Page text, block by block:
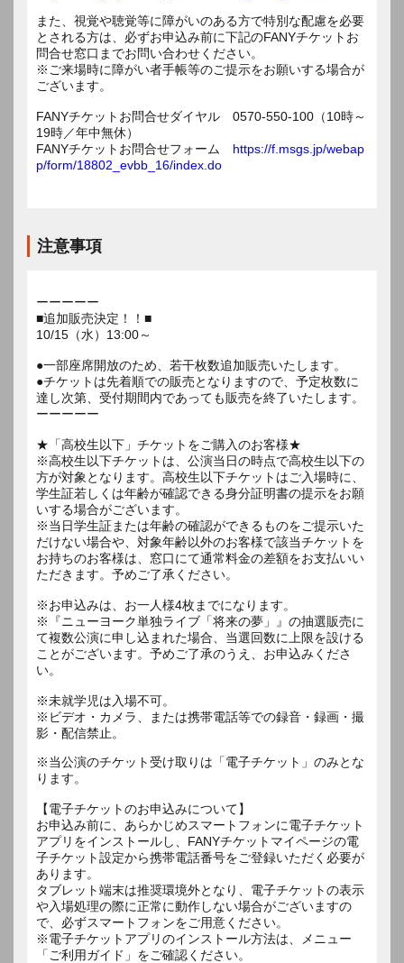
また、視覚や聴覚等に障がいのある方で特別な配慮を必要
とされる方は、必ずお申込み前に下記のFANYチケットお
問合せ窓口までお問い合わせください。
※ご来場時に障がい者手帳等のご提示をお願いする場合が
ございます。
FANYチケットお問合せダイヤル 0570-550-100（10時～
19時／年中無休）
FANYチケットお問合せフォーム https://f.msgs.jp/webap
p/form/18802_evbb_16/index.do
注意事項
ーーーーー
■追加販売決定！！■
10/15（水）13:00～
●一部座席開放のため、若干枚数追加販売いたします。
●チケットは先着順での販売となりますので、予定枚数に
達し次第、受付期間内であっても販売を終了いたします。
ーーーーー
★「高校生以下」チケットをご購入のお客様★
※高校生以下チケットは、公演当日の時点で高校生以下の
方が対象となります。高校生以下チケットはご入場時に、
学生証若しくは年齢が確認できる身分証明書の提示をお願
いする場合がございます。
※当日学生証または年齢の確認ができるものをご提示いた
だけない場合や、対象年齢以外のお客様で該当チケットを
お持ちのお客様は、窓口にて通常料金の差額をお支払いい
ただきます。予めご了承ください。
※お申込みは、お一人様4枚までになります。
※『ニューヨーク単独ライブ「将来の夢」』の抽選販売に
て複数公演に申し込まれた場合、当選回数に上限を設ける
ことがございます。予めご了承のうえ、お申込みくださ
い。
※未就学児は入場不可。
※ビデオ・カメラ、または携帯電話等での録音・録画・撮
影・配信禁止。
※当公演のチケット受け取りは「電子チケット」のみとな
ります。
【電子チケットのお申込みについて】
お申込み前に、あらかじめスマートフォンに電子チケット
アプリをインストールし、FANYチケットマイページの電
子チケット設定から携帯電話番号をご登録いただく必要が
あります。
タブレット端末は推奨環境外となり、電子チケットの表示
や入場処理の際に正常に動作しない場合がございますの
で、必ずスマートフォンをご用意ください。
※電子チケットアプリのインストール方法は、メニュー
「ご利用ガイド」をご確認ください。